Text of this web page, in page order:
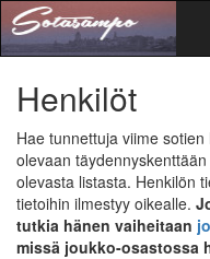
Henkilöt
Hae tunnettuja viime
olevaan
olevasta listasta. Henkilön
tietoihin ilmestyy oikealle.
tutkia hänen vaiheitaan
missä joukko-osastossa